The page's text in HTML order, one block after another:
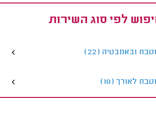
לפי סוג השירות
ובאמבטיה (22)
לאורך (10)